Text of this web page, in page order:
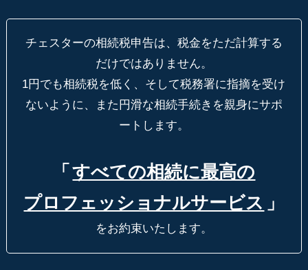
チェスターの相続税申告は、税金をただ計算する
だけではありません。
1円でも相続税を低く、そして税務署に指摘を受け
ないように、
また円滑な相続手続きを親身にサポ
ートします。
「 すべての相続に最高の
プロフェッショナルサービス 」
をお約束いたします。